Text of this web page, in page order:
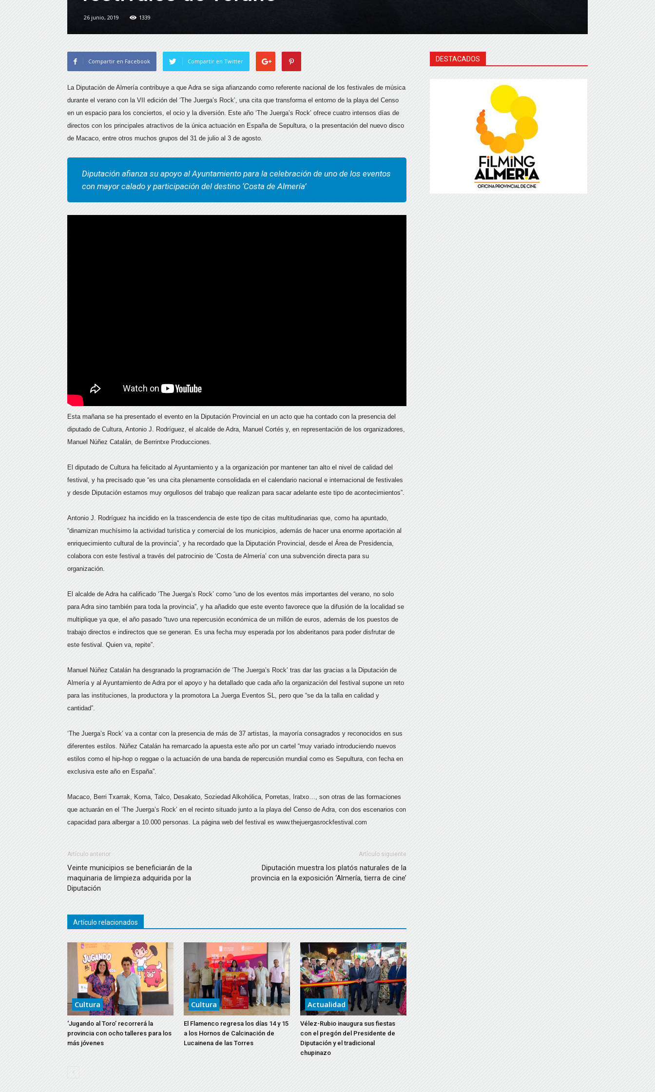
26 junio, 2019 1339
Compartir en Facebook Compartir en Twitter
La Diputación de Almería contribuye a que Adra se siga afianzando como referente nacional de los festivales de música
durante el verano con la VII edición del ‘The Juerga’s Rock’, una cita que transforma el entorno de la playa del Censo
en un espacio para los conciertos, el ocio y la diversión. Este año ‘The Juerga’s Rock’ ofrece cuatro intensos días de
directos con los principales atractivos de la única actuación en España de Sepultura, o la presentación del nuevo disco
de Macaco, entre otros muchos grupos del 31 de julio al 3 de agosto.
Diputación afianza su apoyo al Ayuntamiento para la celebración de uno de los eventos
con mayor calado y participación del destino ‘Costa de Almería’
Esta mañana se ha presentado el evento en la Diputación Provincial en un acto que ha contado con la presencia del
diputado de Cultura, Antonio J. Rodríguez, el alcalde de Adra, Manuel Cortés y, en representación de los organizadores,
Manuel Núñez Catalán, de Berrintxe Producciones.
El diputado de Cultura ha felicitado al Ayuntamiento y a la organización por mantener tan alto el nivel de calidad del
festival, y ha precisado que “es una cita plenamente consolidada en el calendario nacional e internacional de festivales
y desde Diputación estamos muy orgullosos del trabajo que realizan para sacar adelante este tipo de acontecimientos”.
Antonio J. Rodríguez ha incidido en la trascendencia de este tipo de citas multitudinarias que, como ha apuntado,
“dinamizan muchísimo la actividad turística y comercial de los municipios, además de hacer una enorme aportación al
enriquecimiento cultural de la provincia”, y ha recordado que la Diputación Provincial, desde el Área de Presidencia,
colabora con este festival a través del patrocinio de ‘Costa de Almería’ con una subvención directa para su
organización.
El alcalde de Adra ha calificado ‘The Juerga’s Rock’ como “uno de los eventos más importantes del verano, no solo
para Adra sino también para toda la provincia”, y ha añadido que este evento favorece que la difusión de la localidad se
multiplique ya que, el año pasado “tuvo una repercusión económica de un millón de euros, además de los puestos de
trabajo directos e indirectos que se generan. Es una fecha muy esperada por los abderitanos para poder disfrutar de
este festival. Quien va, repite”.
Manuel Núñez Catalán ha desgranado la programación de ‘The Juerga’s Rock’ tras dar las gracias a la Diputación de
Almería y al Ayuntamiento de Adra por el apoyo y ha detallado que cada año la organización del festival supone un reto
para las instituciones, la productora y la promotora La Juerga Eventos SL, pero que “se da la talla en calidad y
cantidad”.
‘The Juerga’s Rock’ va a contar con la presencia de más de 37 artistas, la mayoría consagrados y reconocidos en sus
diferentes estilos. Núñez Catalán ha remarcado la apuesta este año por un cartel “muy variado introduciendo nuevos
estilos como el hip-hop o reggae o la actuación de una banda de repercusión mundial como es Sepultura, con fecha en
exclusiva este año en España”.
Macaco, Berri Txarrak, Koma, Talco, Desakato, Soziedad Alkohólica, Porretas, Iratxo…, son otras de las formaciones
que actuarán en el ‘The Juerga’s Rock’ en el recinto situado junto a la playa del Censo de Adra, con dos escenarios con
capacidad para albergar a 10.000 personas. La página web del festival es www.thejuergasrockfestival.com
Artículo anterior
Veinte municipios se beneficiarán de la
maquinaria de limpieza adquirida por la
Diputación
Artículo siguiente
Diputación muestra los platós naturales de la
provincia en la exposición ‘Almería, tierra de cine’
Artículo relacionados
Cultura
‘Jugando al Toro’ recorrerá la
provincia con ocho talleres para los
más jóvenes
Cultura
El Flamenco regresa los días 14 y 15
a los Hornos de Calcinación de
Lucainena de las Torres
Actualidad
Vélez-Rubio inaugura sus fiestas
con el pregón del Presidente de
Diputación y el tradicional
chupinazo
DESTACADOS